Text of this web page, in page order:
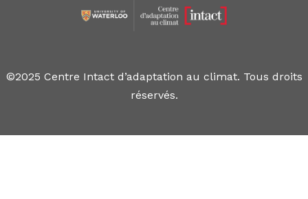
©2025 Centre Intact d’adaptation au climat. Tous droits
réservés.